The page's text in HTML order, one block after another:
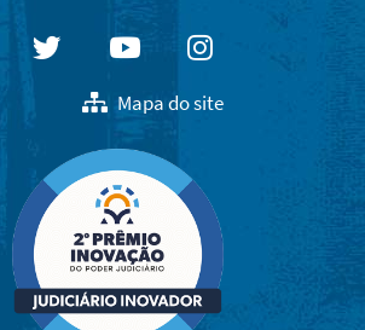
FacebookTwitterYoutubeInstagram
Mapa do site